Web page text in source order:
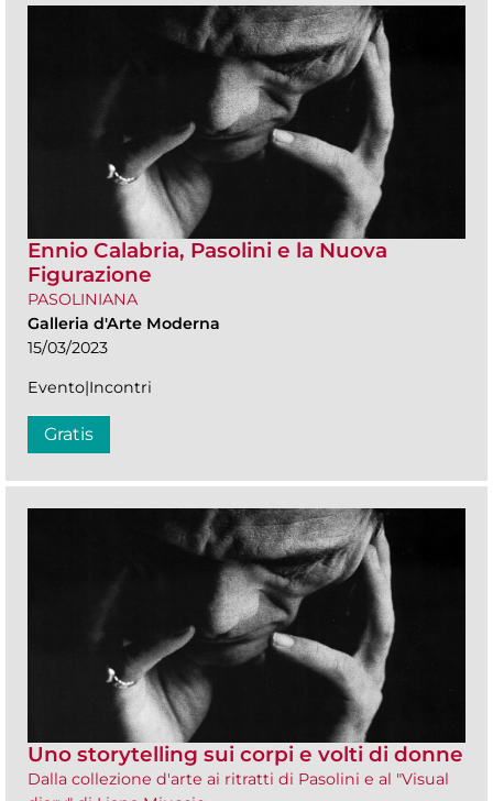
Ennio Calabria, Pasolini e la Nuova
Figurazione
PASOLINIANA
Galleria d'Arte Moderna
15/03/2023
Evento|Incontri
Gratis
Uno storytelling sui corpi e volti di donne
Dalla collezione d'arte ai ritratti di Pasolini e al "Visual